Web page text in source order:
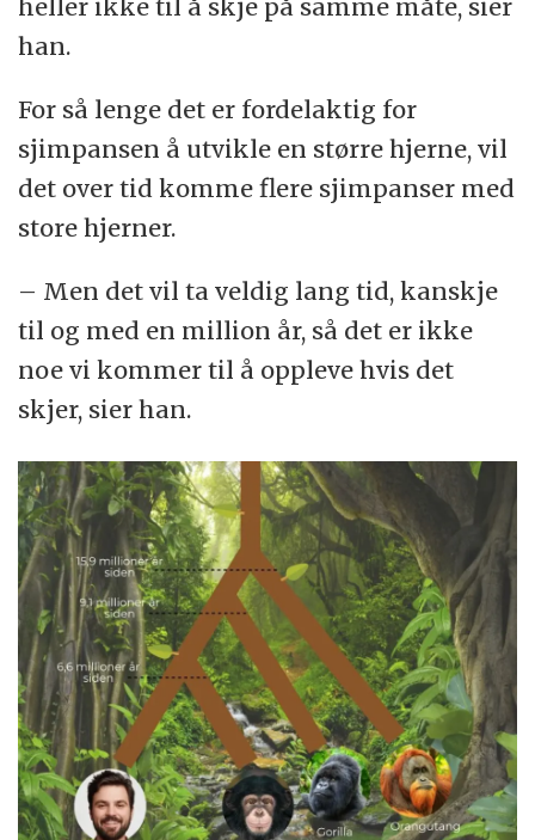
heller ikke til å skje på samme måte, sier
han.
For så lenge det er fordelaktig for
sjimpansen å utvikle en større hjerne, vil
det over tid komme flere sjimpanser med
store hjerner.
– Men det vil ta veldig lang tid, kanskje
til og med en million år, så det er ikke
noe vi kommer til å oppleve hvis det
skjer, sier han.